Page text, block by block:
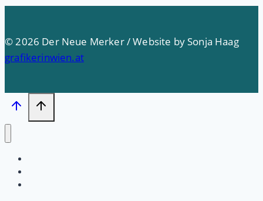
© 2026 Der Neue Merker / Website by Sonja Haag
grafikerinwien.at